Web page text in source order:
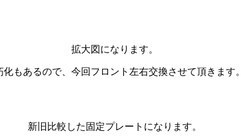
拡大図になります。
化もあるので、今回フロント左右交換させて頂きます。
新旧比較した固定プレートになります。